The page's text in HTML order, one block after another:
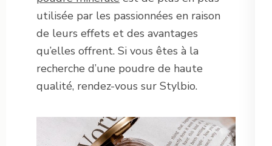
utilisée par les passionnées en raison
de leurs effets et des avantages
qu’elles offrent. Si vous êtes à la
recherche d’une poudre de haute
qualité, rendez-vous sur Stylbio.